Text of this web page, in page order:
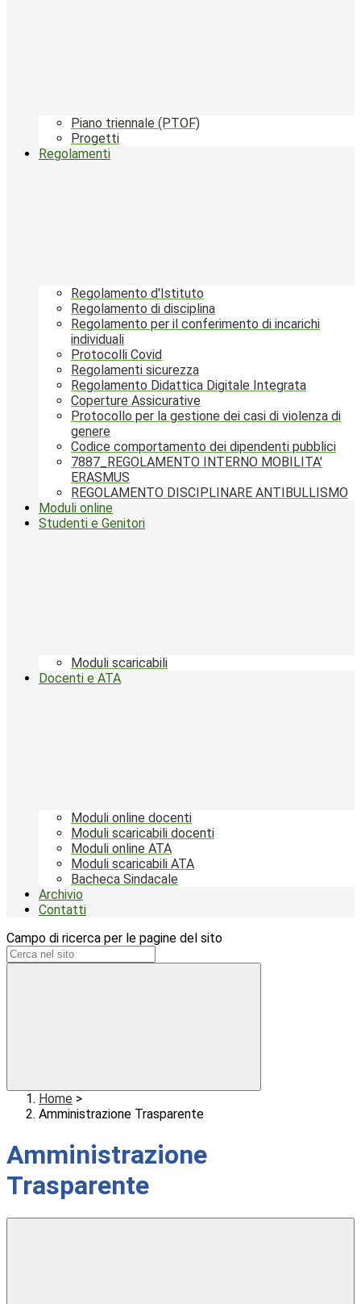
Piano triennale (PTOF)
Progetti
Regolamenti
Regolamento d'Istituto
Regolamento di disciplina
Regolamento per il conferimento di incarichi
individuali
Protocolli Covid
Regolamenti sicurezza
Regolamento Didattica Digitale Integrata
Coperture Assicurative
Protocollo per la gestione dei casi di violenza di
genere
Codice comportamento dei dipendenti pubblici
7887_REGOLAMENTO INTERNO MOBILITA'
ERASMUS
REGOLAMENTO DISCIPLINARE ANTIBULLISMO
Moduli online
Studenti e Genitori
Moduli scaricabili
Docenti e ATA
Moduli online docenti
Moduli scaricabili docenti
Moduli online ATA
Moduli scaricabili ATA
Bacheca Sindacale
Archivio
Contatti
Campo di ricerca per le pagine del sito
Home >
Amministrazione Trasparente
Amministrazione
Trasparente